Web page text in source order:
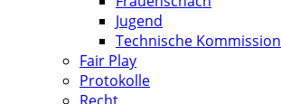
Jugend
Technische Kommission
Fair Play
Protokolle